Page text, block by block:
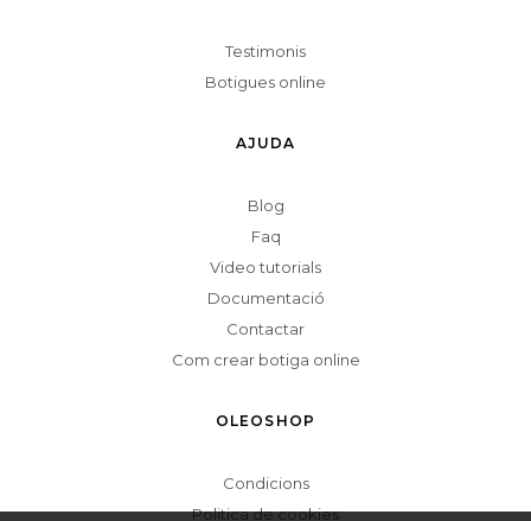
Testimonis
Botigues online
AJUDA
Blog
Faq
Video tutorials
Documentació
Contactar
Com crear botiga online
OLEOSHOP
Condicions
Politica de cookies